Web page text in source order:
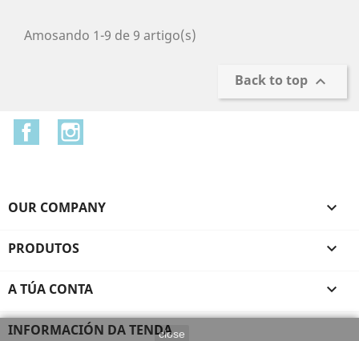
Amosando 1-9 de 9 artigo(s)
Back to top 
Facebook
OUR COMPANY 
PRODUTOS 
A TÚA CONTA 
INFORMACIÓN DA TENDAclose